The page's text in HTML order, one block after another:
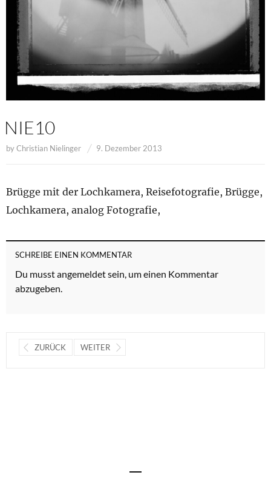
NIE10
byChristian Nielinger 9. Dezember 2013
Brügge mit der Lochkamera, Reisefotografie, Brügge,
Lochkamera, analog Fotografie,
SCHREIBE EINEN KOMMENTAR
Du musstangemeldetsein, um einen Kommentar
abzugeben.
ZURÜCK WEITER